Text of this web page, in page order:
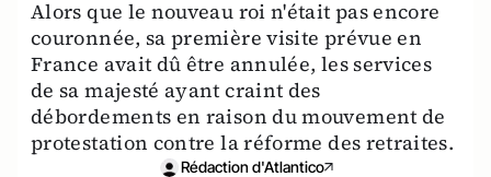
Alors que le nouveau roi n'était pas encore
couronnée, sa première visite prévue en
France avait dû être annulée, les services
de sa majesté ayant craint des
débordements en raison du mouvement de
protestation contre la réforme des retraites.
Rédaction d'Atlantico